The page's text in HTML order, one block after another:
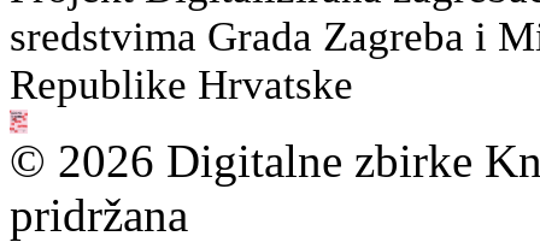
sredstvima Grada Zagreba i
Republike Hrvatske
© 2026 Digitalne zbirke
pridržana